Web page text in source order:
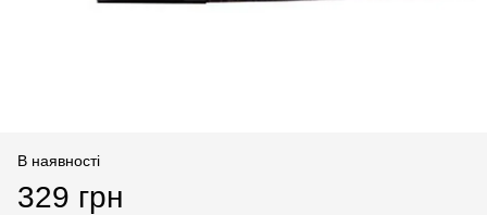
В наявності
329 грн